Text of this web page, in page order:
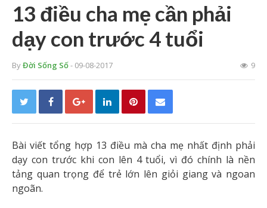
13 điều cha mẹ cần phải
dạy con trước 4 tuổi
ByĐời Sống Số- 09-08-2017 9
Bài viết tổng hợp 13 điều mà cha mẹ nhất định phải
dạy con trước khi con lên 4 tuổi, vì đó chính là nền
tảng quan trọng để trẻ lớn lên giỏi giang và ngoan
ngoãn.